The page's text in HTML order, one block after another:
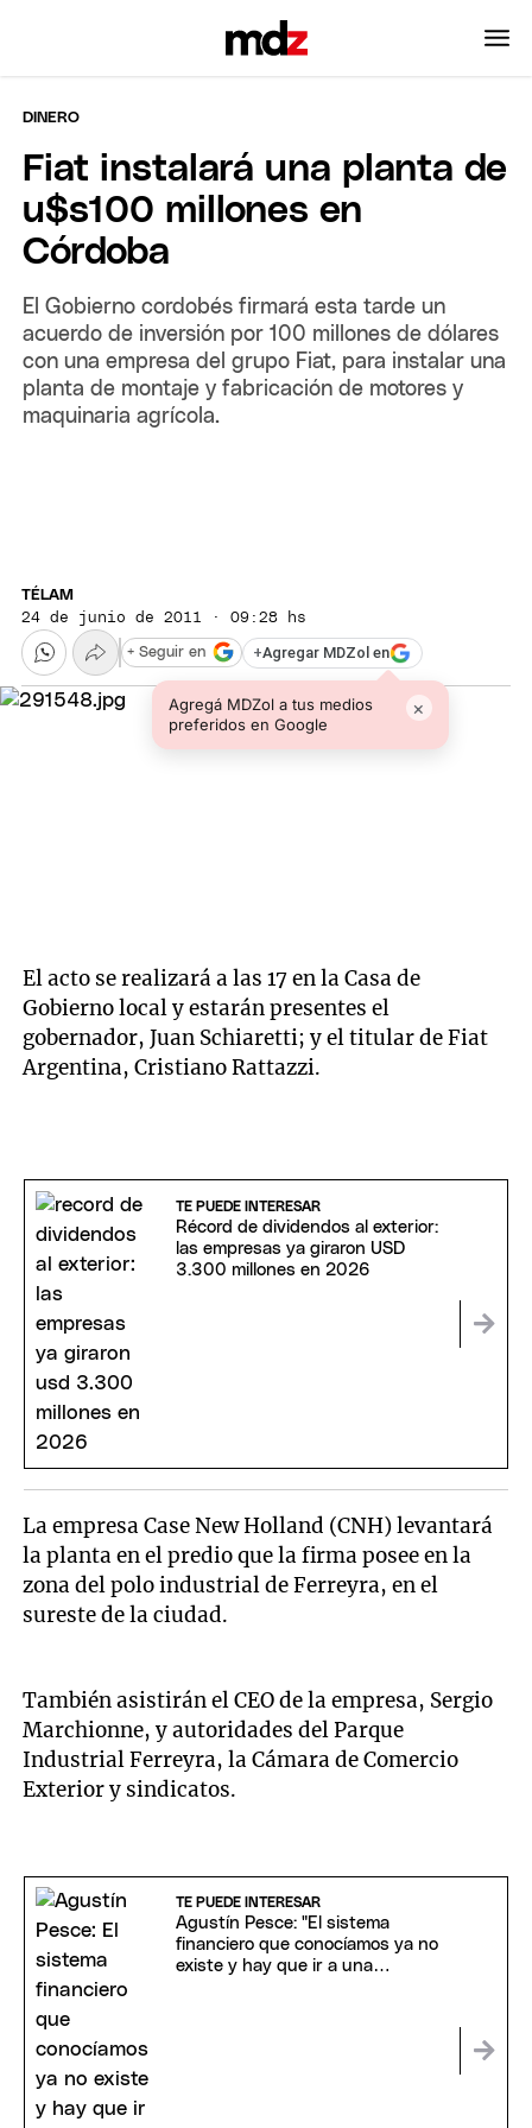
DINERO
Fiat instalará una planta de
u$s100 millones en
Córdoba
El Gobierno cordobés firmará esta tarde un
acuerdo de inversión por 100 millones de dólares
con una empresa del grupo Fiat, para instalar una
planta de montaje y fabricación de motores y
maquinaria agrícola.
TÉLAM
24 de junio de 2011 · 09:28 hs
+Agregar MDZol en
Agregá MDZol a tus medios
preferidos en Google
×
+ Seguir en
El acto se realizará a las 17 en la Casa de
Gobierno local y estarán presentes el
gobernador, Juan Schiaretti; y el titular de Fiat
Argentina, Cristiano Rattazzi.
TE PUEDE INTERESAR
Récord de dividendos al exterior:
las empresas ya giraron USD
3.300 millones en 2026
La empresa Case New Holland (CNH) levantará
la planta en el predio que la firma posee en la
zona del polo industrial de Ferreyra, en el
sureste de la ciudad.
También asistirán el CEO de la empresa, Sergio
Marchionne, y autoridades del Parque
Industrial Ferreyra, la Cámara de Comercio
Exterior y sindicatos.
TE PUEDE INTERESAR
Agustín Pesce: "El sistema
financiero que conocíamos ya no
existe y hay que ir a una